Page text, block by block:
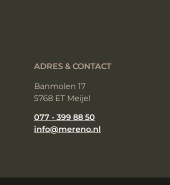
ADRES & CONTACT
Banmolen 17
5768 ET Meijel
077 - 399 88 50
info@mereno.nl